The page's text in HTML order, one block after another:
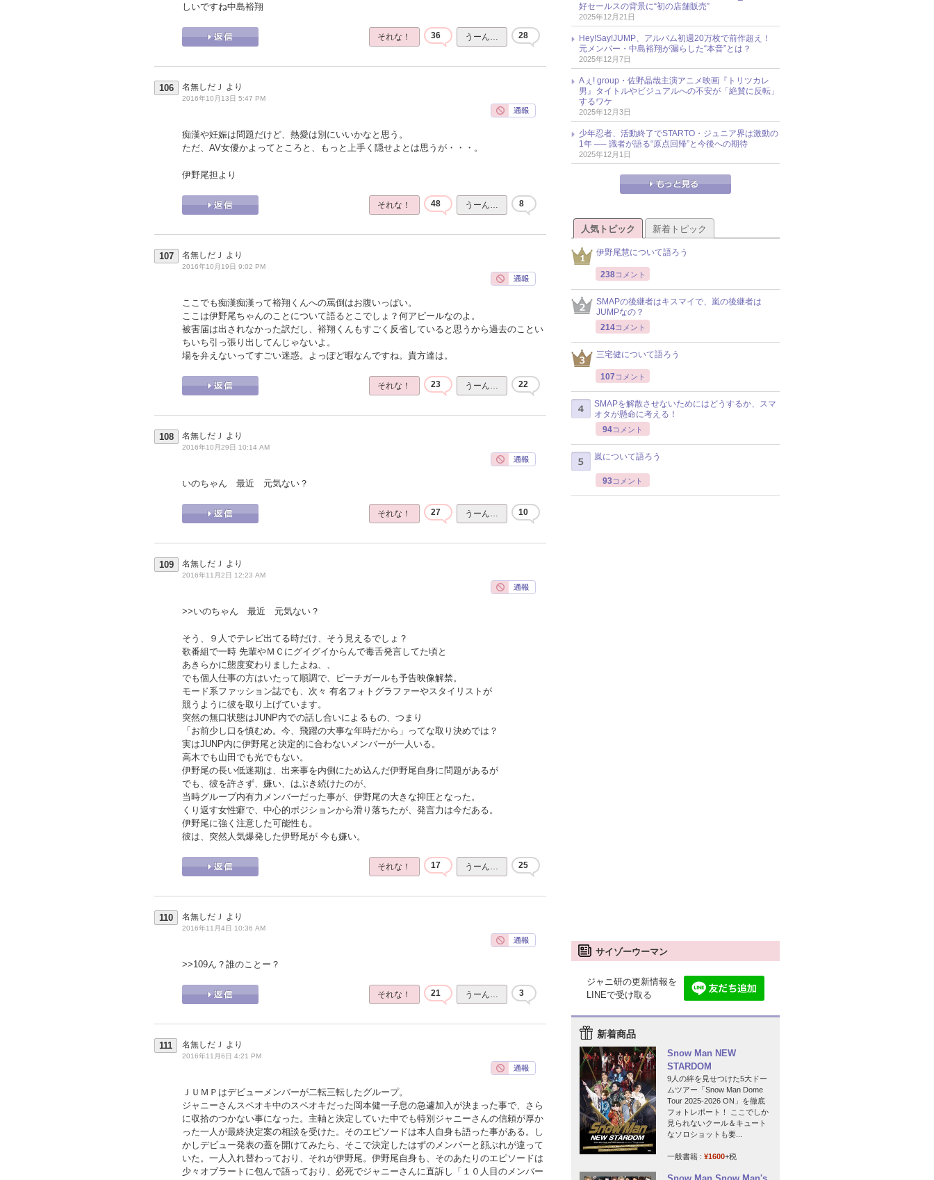
しいですね中島裕翔
それな！ 36 うーん… 28
106 名無しだＪ より
2016年10月13日 5:47 PM
痴漢や妊娠は問題だけど、熱愛は別にいいかなと思う。
ただ、AV女優かよってところと、もっと上手く隠せよとは思うが・・・。
伊野尾担より
それな！ 48 うーん… 8
107 名無しだＪ より
2016年10月19日 9:02 PM
ここでも痴漢痴漢って裕翔くんへの罵倒はお腹いっぱい。
ここは伊野尾ちゃんのことについて語るとこでしょ？何アピールなのよ。
被害届は出されなかった訳だし、裕翔くんもすごく反省していると思うから過去のことい
ちいち引っ張り出してんじゃないよ。
場を弁えないってすごい迷惑。よっぽど暇なんですね。貴方達は。
それな！ 23 うーん… 22
108 名無しだＪ より
2016年10月29日 10:14 AM
いのちゃん 最近 元気ない？
それな！ 27 うーん… 10
109 名無しだＪ より
2016年11月2日 12:23 AM
>>いのちゃん 最近 元気ない？
そう、９人でテレビ出てる時だけ、そう見えるでしょ？
歌番組で一時 先輩やＭＣにグイグイからんで毒舌発言してた頃と
あきらかに態度変わりましたよね、、
でも個人仕事の方はいたって順調で、ピーチガールも予告映像解禁。
モード系ファッション誌でも、次々 有名フォトグラファーやスタイリストが
競うように彼を取り上げています。
突然の無口状態はJUNP内での話し合いによるもの、つまり
「お前少し口を慎むめ。今、飛躍の大事な年時だから」ってな取り決めでは？
実はJUNP内に伊野尾と決定的に合わないメンバーが一人いる。
高木でも山田でも光でもない。
伊野尾の長い低迷期は、出来事を内側にため込んだ伊野尾自身に問題があるが
でも、彼を許さず、嫌い、はぶき続けたのが、
当時グループ内有力メンバーだった事が、伊野尾の大きな抑圧となった。
くり返す女性癖で、中心的ポジションから滑り落ちたが、発言力は今だある。
伊野尾に強く注意した可能性も。
彼は、突然人気爆発した伊野尾が 今も嫌い。
それな！ 17 うーん… 25
110 名無しだＪ より
2016年11月4日 10:36 AM
>>109ん？誰のことー？
それな！ 21 うーん… 3
111 名無しだＪ より
2016年11月6日 4:21 PM
ＪＵＭＰはデビューメンバーが二転三転したグループ。
ジャニーさんスペオキ中のスペオキだった岡本健一子息の急遽加入が決まった事で、さら
に収拾のつかない事になった。主軸と決定していた中でも特別ジャニーさんの信頼が厚か
った一人が最終決定案の相談を受けた。そのエピソードは本人自身も語った事がある。し
かしデビュー発表の蓋を開けてみたら、そこで決定したはずのメンバーと顔ぶれが違って
いた。一人入れ替わっており、それが伊野尾。伊野尾自身も、そのあたりのエピソードは
少々オブラートに包んで語っており、必死でジャニーさんに直訴し「１０人目のメンバー
好セールスの背景に“初の店舗販売”
2025年12月21日
Hey!Say!JUMP、アルバム初週20万枚で前作超え！
元メンバー・中島裕翔が漏らした“本音”とは？
2025年12月7日
Aぇ! group・佐野晶哉主演アニメ映画『トリツカレ
男』タイトルやビジュアルへの不安が「絶賛に反転」
するワケ
2025年12月3日
少年忍者、活動終了でSTARTO・ジュニア界は激動の
1年 ── 識者が語る“原点回帰”と今後への期待
2025年12月1日
人気トピック 新着トピック
伊野尾慧について語ろう
238コメント
SMAPの後継者はキスマイで、嵐の後継者は
JUMPなの？
214コメント
三宅健について語ろう
107 コメント
SMAPを解散させないためにはどうするか、スマ
オタが懸命に考える！
94コメント
嵐について語ろう
93コメント
サイゾーウーマン
ジャニ研の更新情報を
LINEで受け取る
新着商品
Snow Man NEW
STARDOM
9人の絆を見せつけた5大ドー
ムツアー「Snow Man Dome
Tour 2025-2026 ON」を徹底
フォトレポート！ ここでしか
見られないクール＆キュート
なソロショットも要...
一般書籍 : ¥1600+税